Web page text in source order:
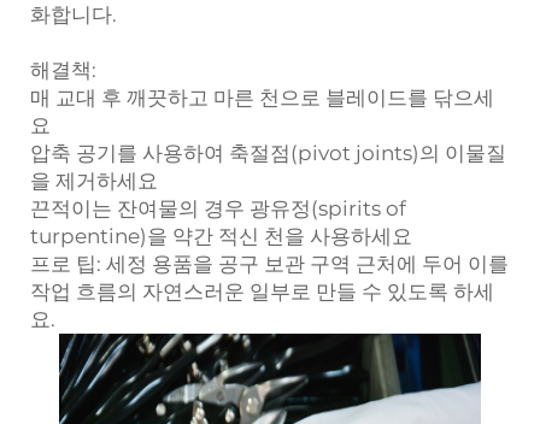
화합니다.
해결책:
매 교대 후 깨끗하고 마른 천으로 블레이드를 닦으세
요
압축 공기를 사용하여 축절점(pivot joints)의 이물질
을 제거하세요
끈적이는 잔여물의 경우 광유정(spirits of
turpentine)을 약간 적신 천을 사용하세요
프로 팁: 세정 용품을 공구 보관 구역 근처에 두어 이를
작업 흐름의 자연스러운 일부로 만들 수 있도록 하세
요.